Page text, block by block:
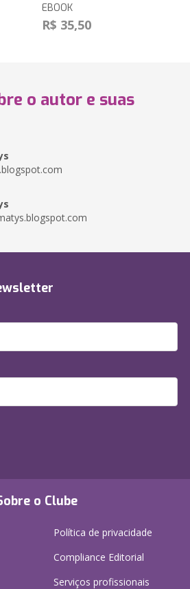
EBOOK
R$ 35,50
o autor e suas
o Clube
Política de privacidade
Compliance Editorial
Serviços profissionais